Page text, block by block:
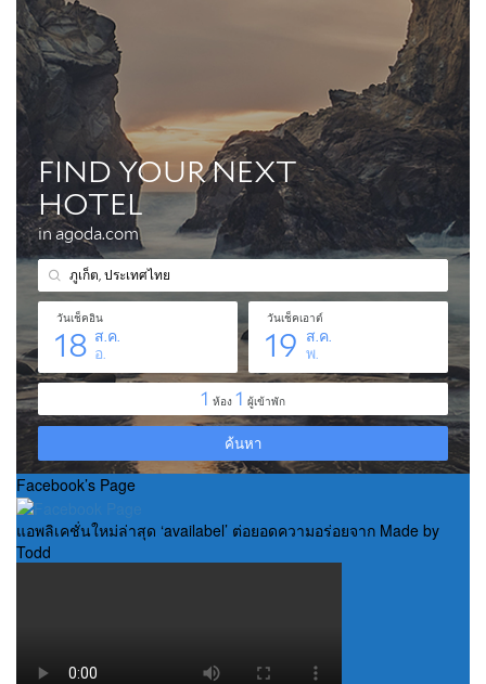
Facebook’s Page
แอพลิเคชั่นใหม่ล่าสุด ‘availabel’ ต่อยอดความอร่อยจาก Made by
Todd